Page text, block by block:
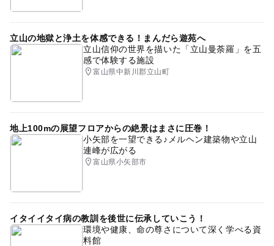
立山の地獄と浄土を体感できる！まんだら遊苑へ
立山信仰の世界を描いた「立山曼荼羅」を五
感で体験する施設
富山県中新川郡立山町
地上100mの展望フロアからの絶景はまさに圧巻！
小矢部を一望できる♪メルヘン建築物や立山
連峰が広がる
富山県小矢部市
イタイイタイ病の教訓を後世に伝承していこう！
環境や健康、命の尊さについて深く学べる資
料館